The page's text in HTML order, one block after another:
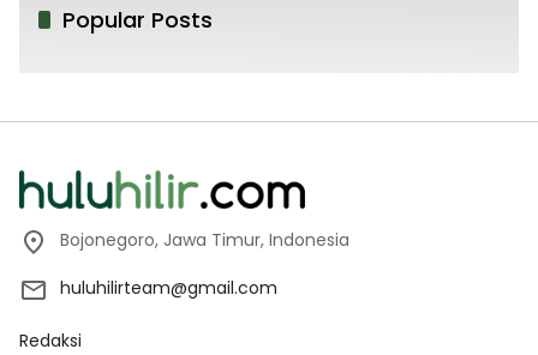
Popular Posts
Bojonegoro, Jawa Timur, Indonesia
huluhilirteam@gmail.com
Redaksi